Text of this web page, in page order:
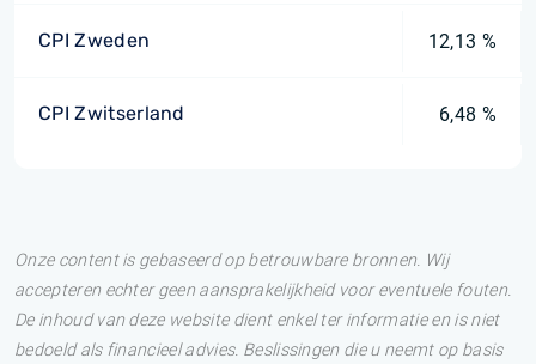
CPI Zweden 12,13 %
CPI Zwitserland 6,48 %
Onze content is gebaseerd op betrouwbare bronnen. Wij
accepteren echter geen aansprakelijkheid voor eventuele fouten.
De inhoud van deze website dient enkel ter informatie en is niet
bedoeld als financieel advies. Beslissingen die u neemt op basis